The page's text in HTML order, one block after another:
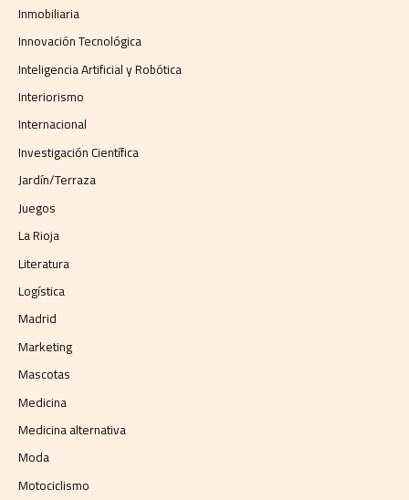
Inmobiliaria
Innovación Tecnológica
Inteligencia Artificial y Robótica
Interiorismo
Internacional
Investigación Científica
Jardín/Terraza
Juegos
La Rioja
Literatura
Logística
Madrid
Marketing
Mascotas
Medicina
Medicina alternativa
Moda
Motociclismo